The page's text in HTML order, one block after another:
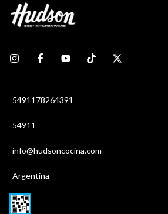
5491178264391
54911
info@hudsoncocina.com
Argentina